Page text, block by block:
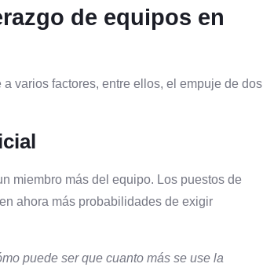
de equipos en
varios factores, entre ellos, el empuje de dos
miembro más del equipo. Los puestos de
ahora más probabilidades de exigir
puede ser que cuanto más se use la